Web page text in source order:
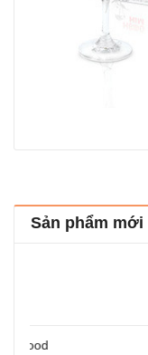
Sản phẩm mới
Kem
Set